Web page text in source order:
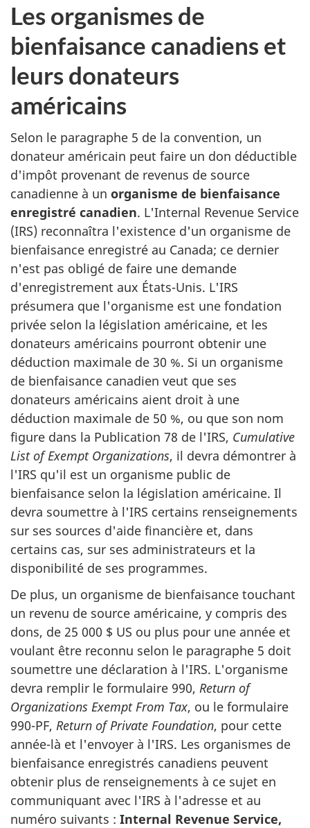
Les organismes de
bienfaisance canadiens et
leurs donateurs
américains
Selon le paragraphe 5 de la convention, un
donateur américain peut faire un don déductible
d'impôt provenant de revenus de source
canadienne à un organisme de bienfaisance
enregistré canadien. L'Internal Revenue Service
(IRS) reconnaîtra l'existence d'un organisme de
bienfaisance enregistré au Canada; ce dernier
n'est pas obligé de faire une demande
d'enregistrement aux États-Unis. L'IRS
présumera que l'organisme est une fondation
privée selon la législation américaine, et les
donateurs américains pourront obtenir une
déduction maximale de 30 %. Si un organisme
de bienfaisance canadien veut que ses
donateurs américains aient droit à une
déduction maximale de 50 %, ou que son nom
figure dans la Publication 78 de l'IRS, Cumulative
List of Exempt Organizations, il devra démontrer à
l'IRS qu'il est un organisme public de
bienfaisance selon la législation américaine. Il
devra soumettre à l'IRS certains renseignements
sur ses sources d'aide financière et, dans
certains cas, sur ses administrateurs et la
disponibilité de ses programmes.
De plus, un organisme de bienfaisance touchant
un revenu de source américaine, y compris des
dons, de 25 000 $ US ou plus pour une année et
voulant être reconnu selon le paragraphe 5 doit
soumettre une déclaration à l'IRS. L'organisme
devra remplir le formulaire 990, Return of
Organizations Exempt From Tax, ou le formulaire
990-PF, Return of Private Foundation, pour cette
année-là et l'envoyer à l'IRS. Les organismes de
bienfaisance enregistrés canadiens peuvent
obtenir plus de renseignements à ce sujet en
communiquant avec l'IRS à l'adresse et au
numéro suivants : Internal Revenue Service,